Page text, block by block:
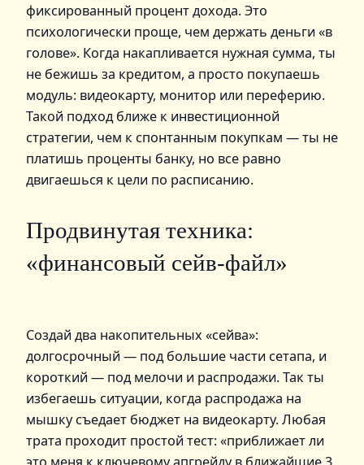
фиксированный процент дохода. Это
психологически проще, чем держать деньги «в
голове». Когда накапливается нужная сумма, ты
не бежишь за кредитом, а просто покупаешь
модуль: видеокарту, монитор или переферию.
Такой подход ближе к инвестиционной
стратегии, чем к спонтанным покупкам — ты не
платишь проценты банку, но все равно
двигаешься к цели по расписанию.
Продвинутая техника:
«финансовый сейв-файл»
Создай два накопительных «сейва»:
долгосрочный — под большие части сетапа, и
короткий — под мелочи и распродажи. Так ты
избегаешь ситуации, когда распродажа на
мышку съедает бюджет на видеокарту. Любая
трата проходит простой тест: «приближает ли